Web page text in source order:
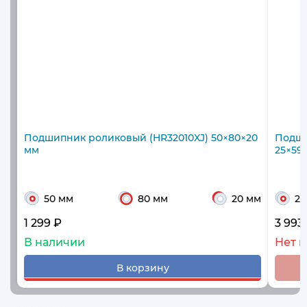
Подшипник роликовый (HR32010XJ) 50×80×20
мм
50 мм 80 мм 20 мм
1 299 ₽
В наличии
В корзину
3
Нет